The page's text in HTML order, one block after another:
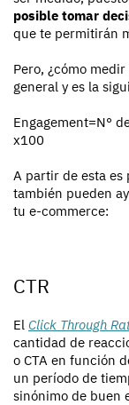
posible tomar
que te permitirán
Pero, ¿cómo
general y es la
Engagement=N°
x100
A partir de esta
también pueden
tu e-commerce:
CTR
El Click Through
cantidad de
o CTA en función
un período de
sinónimo de buen